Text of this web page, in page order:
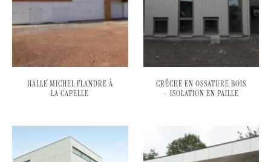
HALLE MICHEL FLANDRE À
LA CAPELLE
CRÊCHE EN OSSATURE BOIS
– ISOLATION EN PAILLE